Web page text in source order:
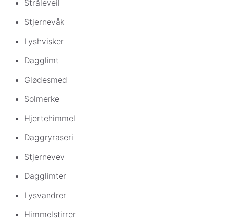
Stråleveil
Stjernevåk
Lyshvisker
Dagglimt
Glødesmed
Solmerke
Hjertehimmel
Daggryraseri
Stjernevev
Dagglimter
Lysvandrer
Himmelstirrer